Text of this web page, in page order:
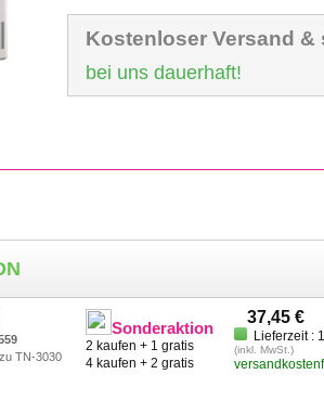
Kostenloser Versand
bei uns dauerhaft!
TN-3030
Sonderaktion
2 kaufen + 1 gratis
4 kaufen + 2 gratis
37,45 €
Lieferzeit :
(inkl. MwSt.)